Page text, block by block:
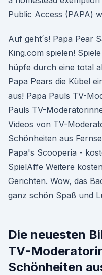
Public Access (PAPA)
Auf geht´s! Papa Pear
King.com spielen!
hüpfe durch eine total
Papa Pears die Kübel
aus! Papa Pauls TV-
Pauls TV-
Videos von TV-
Schönheiten aus
Papa's Scooperia -
SpielAffe Weitere
Gerichten. Wow, das
ganz schön Spaß und
Die neuesten
TV-
Schönheiten